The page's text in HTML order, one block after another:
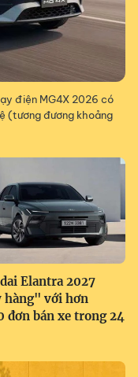
điện MG4X 2026 có
(tương đương khoảng
Elantra 2027
hàng" với hơn
đơn bán xe trong 24